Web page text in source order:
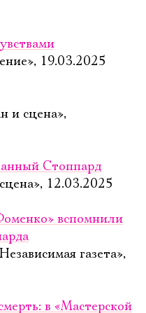
19.03.2025
и сцена»,
Стоппард
12.03.2025
вспомнили
газета»,
в «Мастерской